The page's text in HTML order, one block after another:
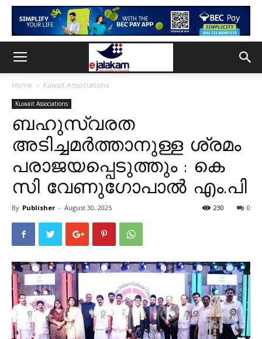
Home Kuwait Associations
Kuwait Associations
ബഹുസ്വരത
അടിച്ചമർത്താനുള്ള ശ്രമം
പരാജയപ്പെടുത്തും : കെ
സി വേണുഗോപാൽ എം.പി
By Publisher - August 30, 2025 0
230